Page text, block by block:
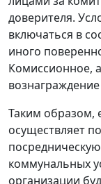
доверителя.
включаться в
иного
Комиссионное,
Таким образом,
осуществляет
коммунальных
организации